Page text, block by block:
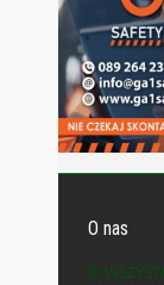
O nas
©